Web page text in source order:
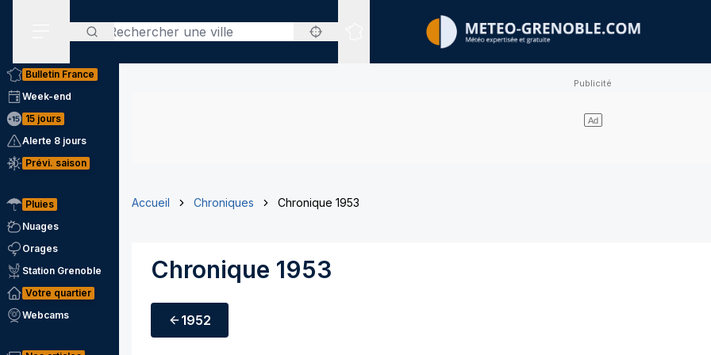
Rechercher
Sites expertisés
Bulletin France
Week-end
15 jours
Alerte 8 jours
Prévi. saison
Pluies
Nuages
Orages
Station Grenoble
Votre quartier
Webcams
Accueil Chroniques Chronique 1953
Chronique 1953
1952